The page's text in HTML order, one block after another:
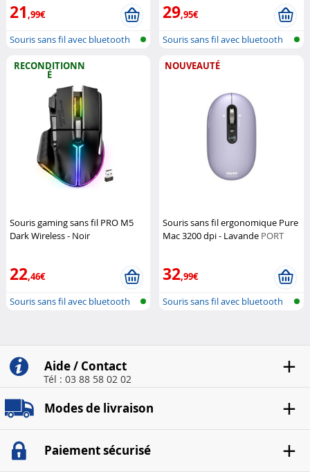
21,99€
Souris sans fil avec bluetooth
29,95€
Souris sans fil avec bluetooth
RECONDITIONN
É
Souris gaming sans fil PRO M5
Dark Wireless - Noir
22,46€
Souris sans fil avec bluetooth
NOUVEAUTÉ
Souris sans fil ergonomique Pure
Mac 3200 dpi - Lavande PORT
32,99€
Souris sans fil avec bluetooth
Aide / Contact
Tél : 03 88 58 02 02
Modes de livraison
Paiement sécurisé